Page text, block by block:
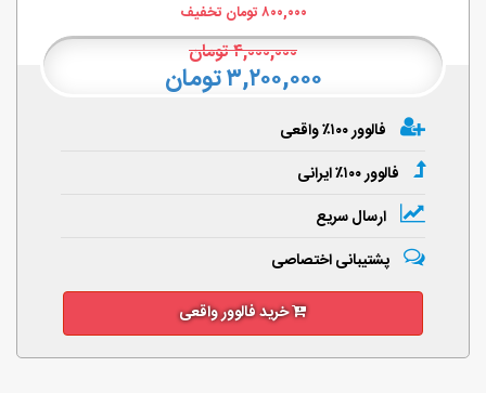
۸۰۰,۰۰۰تومان تخفیف
۴,۰۰۰,۰۰۰تومان
۳,۲۰۰,۰۰۰ تومان
فالوور ۱۰۰٪ واقعی
فالوور ۱۰۰٪ ایرانی
ارسال سریع
پشتیبانی اختصاصی
خرید فالوور واقعی